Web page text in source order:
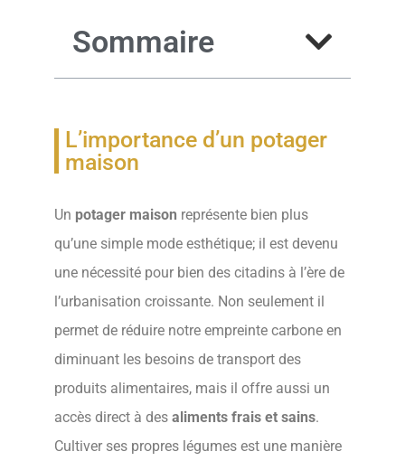
Sommaire
L’importance d’un potager
maison
Un potager maison représente bien plus
qu’une simple mode esthétique; il est devenu
une nécessité pour bien des citadins à l’ère de
l’urbanisation croissante. Non seulement il
permet de réduire notre empreinte carbone en
diminuant les besoins de transport des
produits alimentaires, mais il offre aussi un
accès direct à des aliments frais et sains.
Cultiver ses propres légumes est une manière